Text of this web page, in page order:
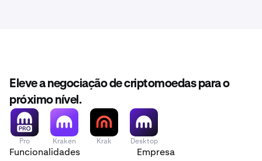
Eleve a negociação de criptomoedas para o
próximo nível.
Pro Kraken Krak Desktop
Funcionalidades Empresa